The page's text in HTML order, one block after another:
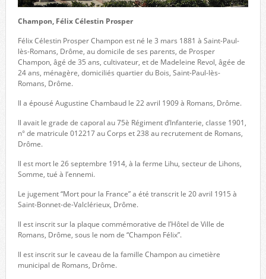
Champon, Félix Célestin Prosper
Félix Célestin Prosper Champon est né le 3 mars 1881 à Saint-Paul-
lès-Romans, Drôme, au domicile de ses parents, de Prosper
Champon, âgé de 35 ans, cultivateur, et de Madeleine Revol, âgée de
24 ans, ménagère, domiciliés quartier du Bois, Saint-Paul-lès-
Romans, Drôme.
Il a épousé Augustine Chambaud le 22 avril 1909 à Romans, Drôme.
Il avait le grade de caporal au 75è Régiment d’Infanterie, classe 1901,
n° de matricule 012217 au Corps et 238 au recrutement de Romans,
Drôme.
Il est mort le 26 septembre 1914, à la ferme Lihu, secteur de Lihons,
Somme, tué à l’ennemi.
Le jugement “Mort pour la France” a été transcrit le 20 avril 1915 à
Saint-Bonnet-de-Valclérieux, Drôme.
Il est inscrit sur la plaque commémorative de l’Hôtel de Ville de
Romans, Drôme, sous le nom de “Champon Félix”.
Il est inscrit sur le caveau de la famille Champon au cimetière
municipal de Romans, Drôme.